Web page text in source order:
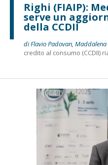
Righi (FIAIP):
serve un
della CCDII
di Flavio Padovan,
credito al consumo (CCDII)